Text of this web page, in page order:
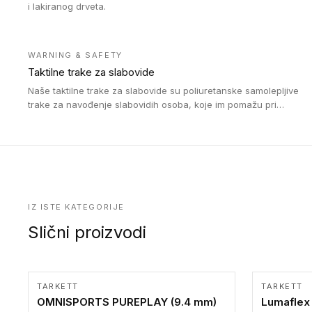
i lakiranog drveta.
WARNING & SAFETY
Taktilne trake za slabovide
Naše taktilne trake za slabovide su poliuretanske samolepljive
trake za navođenje slabovidih osoba, koje im pomažu pri
trake su kompatibilne sa homogenim i heterogenim vinilnim
IZ ISTE KATEGORIJE
Slični proizvodi
TARKETT
OMNISPORTS PUREPLAY (9.4 mm)
TARKETT